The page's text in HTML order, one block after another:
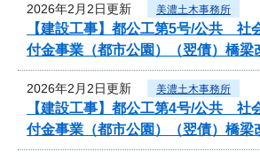
2026年2月2日更新 美濃土木事務所
【建設工事】都公工第5号/公共 社
付金事業（都市公園）（翌債）橋梁
2026年2月2日更新 美濃土木事務所
【建設工事】都公工第4号/公共 社
付金事業（都市公園）（翌債）橋梁